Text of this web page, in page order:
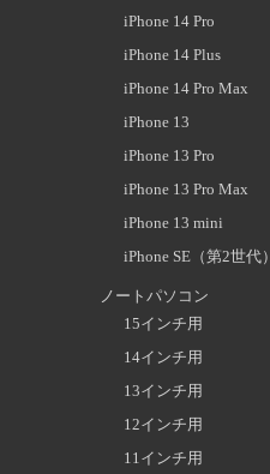
iPhone 14 Pro
iPhone 14 Plus
iPhone 14 Pro Max
iPhone 13
iPhone 13 Pro
iPhone 13 Pro Max
iPhone 13 mini
iPhone SE（第2世代）
ノートパソコン
15インチ用
14インチ用
13インチ用
12インチ用
11インチ用